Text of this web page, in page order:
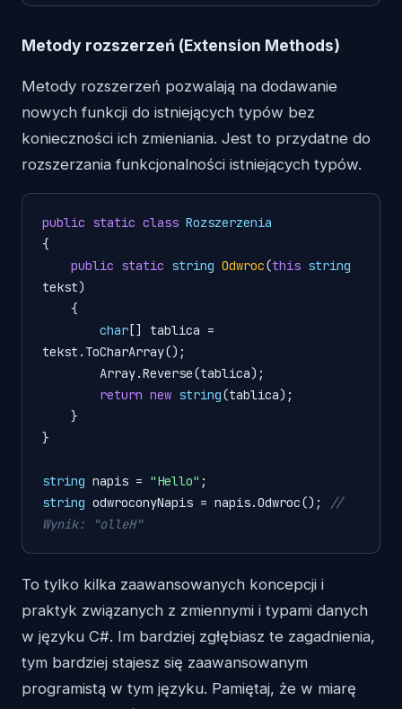
Metody rozszerzeń (Extension Methods)
Metody rozszerzeń pozwalają na dodawanie
nowych funkcji do istniejących typów bez
konieczności ich zmieniania. Jest to przydatne do
rozszerzania funkcjonalności istniejących typów.
public static class Rozszerzenia
{
public static string Odwroc(this string
tekst)
char [] tablica =
tekst.ToCharArray();
return new string(tablica);
}
string napis = "Hello"
string odwroconyNapis = napis.Odwroc();
//
Wynik: "olleH"
To tylko kilka zaawansowanych koncepcji i
praktyk związanych z zmiennymi i typami danych
w języku C#. Im bardziej zgłębiasz te zagadnienia,
tym bardziej stajesz się zaawansowanym
programistą w tym języku. Pamiętaj, że w miarę